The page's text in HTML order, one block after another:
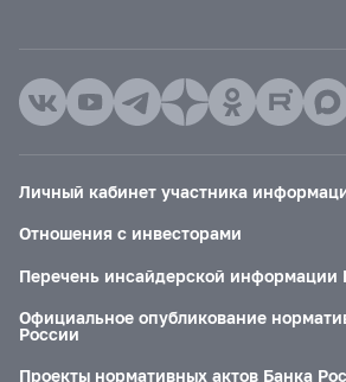
Личный кабинет участника
Отношения с инвесторами
Перечень инсайдерской информации
Официальное опубликование
России
Проекты нормативных актов Банка